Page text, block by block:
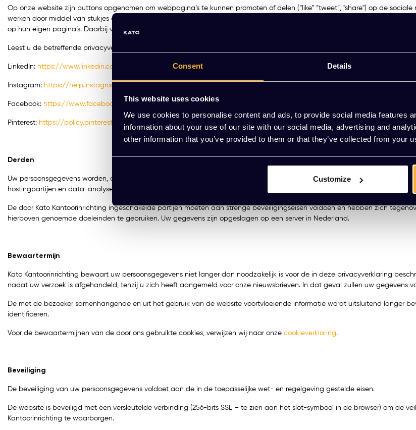
Consent Details
This website uses cookies
We use cookies to personalise content and ads, to provide social media features
information about your use of our site with our social media, advertising and
other information that you’ve provided to them or that they’ve collected from your
Customize
Op onze website zijn buttons opgenomen om webpagina’s te kunnen promoten of delen (“like” “tweet”, "share") op de
werken door middel van stukjes code die van LinkedIn, Facebook, Instagram en Pinterest zelf afkomstig zijn. Door middel
op hun eigen pagina’s. Daarbij verzamelen zij gegevens over de pagina die u deelt. Wij hebben daar geen invloed op.
Leest u de betreffende privacyverklaringen (welke regelmatig kunnen wijzigen) om te lezen wat deze partijen met uw
LinkedIn: https://www.linkedin.com/legal/privacy-policy
Instagram: https://help.instagram.com/519522125107875
Facebook: https://www.facebook.com/policy.php
Pinterest: https://policy.pinterest.com/nl/privacy-policy
Derden
Uw persoonsgegevens worden, afgezien in het kader van de hierboven genoemde doelen, niet gedeeld met andere
hostingpartijen en data-analysebedrijven.
De door Kato Kantoorinrichting ingeschakelde partijen moeten aan strenge beveiligingseisen voldoen en hebben zich
hierboven genoemde doeleinden te gebruiken. Uw gegevens zijn opgeslagen op een server in Nederland.
Bewaartermijn
Kato Kantoorinrichting bewaart uw persoonsgegevens niet langer dan noodzakelijk is voor de in deze privacyverklaring
nadat uw verzoek is afgehandeld, tenzij u zich heeft aangemeld voor onze nieuwsbrieven. In dat geval zullen uw gegevens
De met de bezoeker samenhangende en uit het gebruik van de website voortvloeiende informatie wordt uitsluitend langer
identificeren.
Voor de bewaartermijnen van de door ons gebruikte cookies, verwijzen wij naar onze cookieverklaring.
Beveiliging
De beveiliging van uw persoonsgegevens voldoet aan de in de toepasselijke wet- en regelgeving gestelde eisen.
De website is beveiligd met een versleutelde verbinding (256-bits SSL – te zien aan het slot-symbool in de browser) om de
Kantoorinrichting te waarborgen.